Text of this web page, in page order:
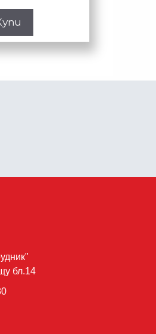
бл.14